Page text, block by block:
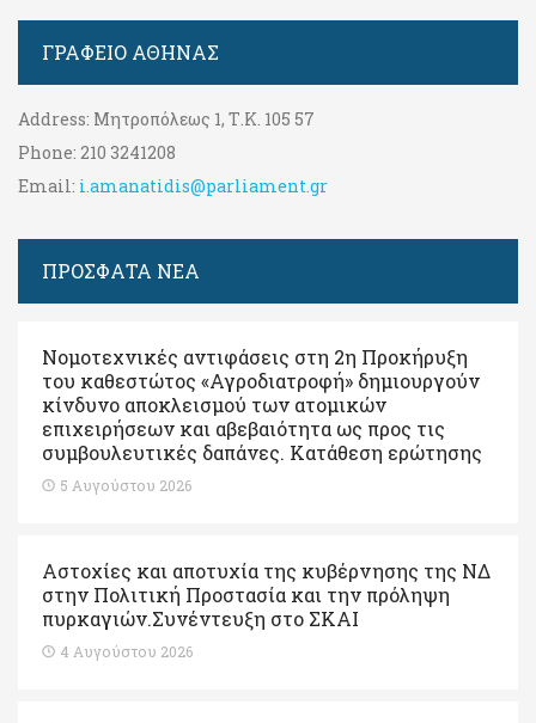
ΓΡΑΦΕΊΟ ΑΘΉΝΑΣ
Address: Μητροπόλεως 1, Τ.Κ. 105 57
Phone: 210 3241208
Email: i.amanatidis@parliament.gr
ΠΡΟΣΦΑΤΑ ΝΕΑ
Νομοτεχνικές αντιφάσεις στη 2η Προκήρυξη
του καθεστώτος «Αγροδιατροφή» δημιουργούν
κίνδυνο αποκλεισμού των ατομικών
επιχειρήσεων και αβεβαιότητα ως προς τις
συμβουλευτικές δαπάνες. Κατάθεση ερώτησης
5 Αυγούστου 2026
Αστοχίες και αποτυχία της κυβέρνησης της ΝΔ
στην Πολιτική Προστασία και την πρόληψη
πυρκαγιών.Συνέντευξη στο ΣΚΑΙ
4 Αυγούστου 2026